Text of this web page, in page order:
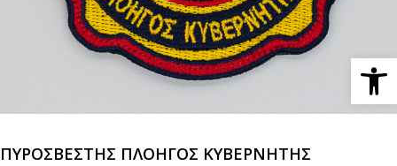
ΠΥΡΟΣΒΕΣΤΗΣ ΠΛΟΗΓΟΣ ΚΥΒΕΡΝΗΤΗΣ